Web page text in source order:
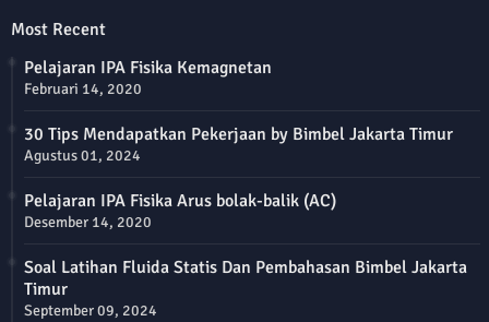
Most Recent
Pelajaran IPA Fisika Kemagnetan
Februari 14, 2020
30 Tips Mendapatkan Pekerjaan by Bimbel Jakarta Timur
Agustus 01, 2024
Pelajaran IPA Fisika Arus bolak-balik (AC)
Desember 14, 2020
Soal Latihan Fluida Statis Dan Pembahasan Bimbel Jakarta
Timur
September 09, 2024